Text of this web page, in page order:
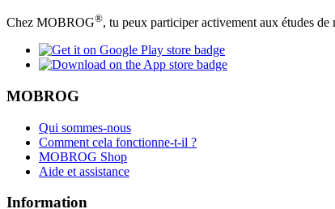
Chez MOBROG®, tu peux participer activement aux études
MOBROG
Qui sommes-nous
Comment cela fonctionne-t-il ?
MOBROG Shop
Aide et assistance
Information